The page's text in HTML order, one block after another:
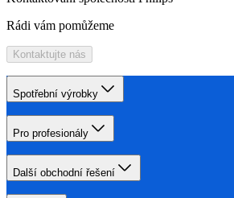
Rádi vám pomůžeme
Kontaktujte nás
Spotřební výrobky
Pro profesionály
Další obchodní řešení